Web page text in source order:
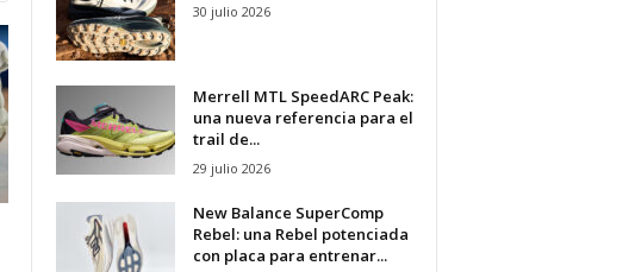
30 julio 2026
Merrell MTL SpeedARC Peak:
una nueva referencia para el
trail de...
29 julio 2026
New Balance SuperComp
Rebel: una Rebel potenciada
con placa para entrenar...